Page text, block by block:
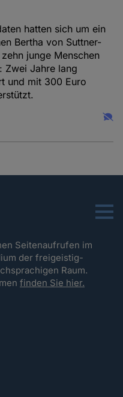
hatten sich um ein
Bertha von Suttner-
junge Menschen
Zwei Jahre lang
und mit 300 Euro
Menu
Seitenaufrufen im
der freigeistig-
Raum.
finden Sie hier.